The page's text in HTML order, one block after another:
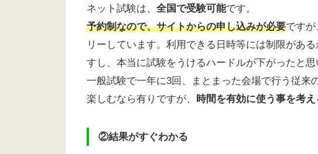
ネット試験は、 全国で受験可能です。
予約制なので、サイトからの申し込みが必要です
リーしています。利用できる日時等には制限があ
すし、本当に試験をうけるハードルが下がったと思
一般試験で一年に3回、まとまった会場で行う従来
楽しむなら有りですが、 時間を有効に使う事を考
②結果がすぐわかる